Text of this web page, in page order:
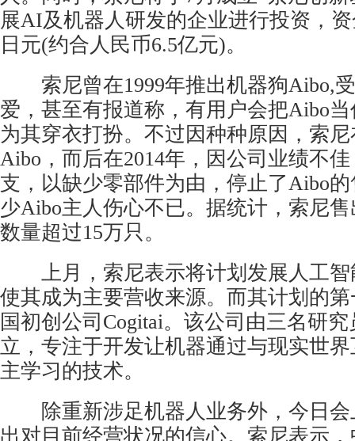
展AI及机器人研发的企业进行投资，
日元(约合人民币6.5亿元)。
索尼曾在1999年推出机器狗Aibo,
爱，甚至有报道称，有用户会把Aibo
为其穿衣打扮。不过因种种原因，索尼
Aibo，而后在2014年，因公司业绩不
支，以缺少零部件为由，停止了Aibo
少Aibo主人伤心不已。据统计，索尼
数量超过15万只。
上月，索尼表示将计划发展人工智
使其成为主要营收来源。而其计划的
国初创公司Cogitai。该公司由三名研
立，专注于开发让机器通过与现实世
主学习的技术。
除重新涉足机器人业务外，今日会
出对目前经营状况的信心。索尼表示